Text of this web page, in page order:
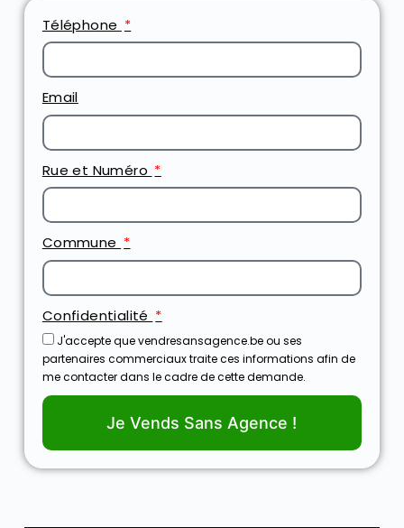
Téléphone
Email
Rue et Numéro
Commune
Confidentialité
J'accepte que vendresansagence.be ou ses
partenaires commerciaux traite ces informations afin de
me contacter dans le cadre de cette demande.
Je Vends Sans Agence !